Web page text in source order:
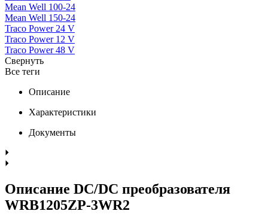
Mean Well 100-24
Mean Well 150-24
Traco Power 24 V
Traco Power 12 V
Traco Power 48 V
Свернуть
Все теги
Описание
Характеристики
Документы
Описание DC/DC преобразователя
WRB1205ZP-3WR2